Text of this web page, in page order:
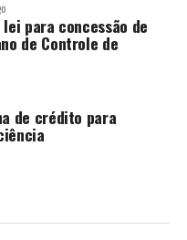
para concessão de
de Controle de
de crédito para